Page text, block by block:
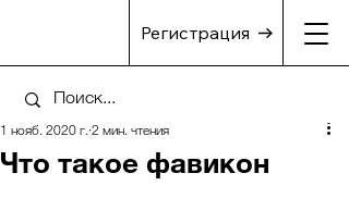
Регистрация
Что такое фавикон
1 нояб. 2020 г. 2 мин. чтения